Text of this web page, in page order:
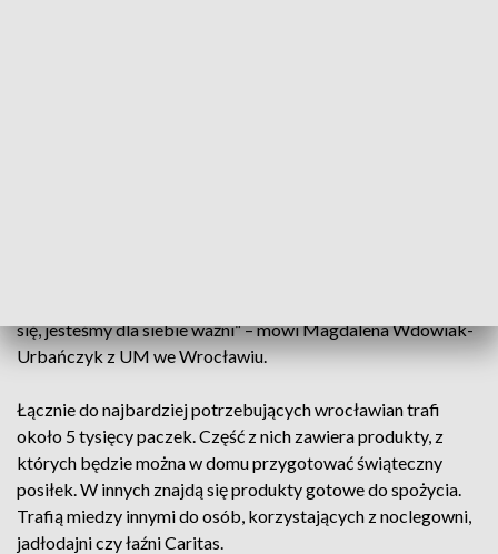
się, jesteśmy dla siebie ważni” – mówi Magdalena Wdowiak-
Urbańczyk z UM we Wrocławiu.
Łącznie do najbardziej potrzebujących wrocławian trafi
około 5 tysięcy paczek. Część z nich zawiera produkty, z
których będzie można w domu przygotować świąteczny
posiłek. W innych znajdą się produkty gotowe do spożycia.
Trafią miedzy innymi do osób, korzystających z noclegowni,
jadłodajni czy łaźni Caritas.